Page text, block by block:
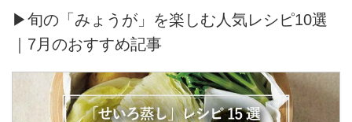
▶旬の「みょうが」を楽しむ人気レシピ10選
｜7月のおすすめ記事